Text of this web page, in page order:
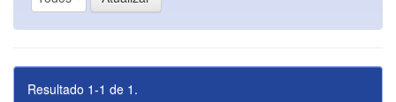
Resultado 1-1 de 1.